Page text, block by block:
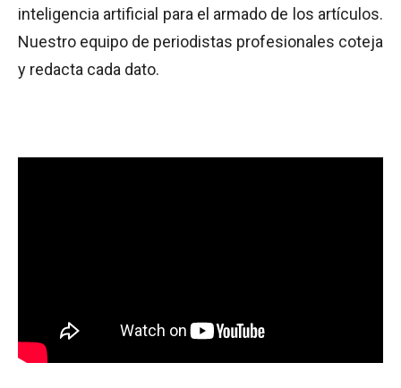
inteligencia artificial para el armado de los artículos.
Nuestro equipo de periodistas profesionales coteja
y redacta cada dato.